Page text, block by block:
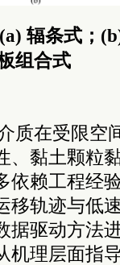
辐条式；
组合式
质在受限空
、黏土颗粒
依赖工程经
移轨迹与低
据驱动方法
机理层面指